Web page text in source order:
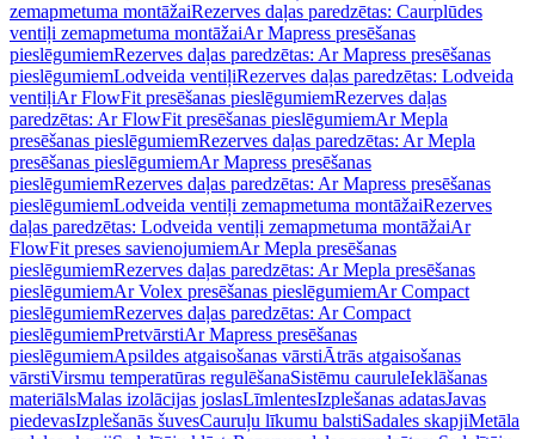
zemapmetuma montāžaiRezerves daļas paredzētas: Caurplūdes
ventiļi zemapmetuma montāžaiAr Mapress presēšanas
pieslēgumiemRezerves daļas paredzētas: Ar Mapress presēšanas
pieslēgumiemLodveida ventiļiRezerves daļas paredzētas: Lodveida
ventiļiAr FlowFit presēšanas pieslēgumiemRezerves daļas
paredzētas: Ar FlowFit presēšanas pieslēgumiemAr Mepla
presēšanas pieslēgumiemRezerves daļas paredzētas: Ar Mepla
presēšanas pieslēgumiemAr Mapress presēšanas
pieslēgumiemRezerves daļas paredzētas: Ar Mapress presēšanas
pieslēgumiemLodveida ventiļi zemapmetuma montāžaiRezerves
daļas paredzētas: Lodveida ventiļi zemapmetuma montāžaiAr
FlowFit preses savienojumiemAr Mepla presēšanas
pieslēgumiemRezerves daļas paredzētas: Ar Mepla presēšanas
pieslēgumiemAr Volex presēšanas pieslēgumiemAr Compact
pieslēgumiemRezerves daļas paredzētas: Ar Compact
pieslēgumiemPretvārstiAr Mapress presēšanas
pieslēgumiemApsildes atgaisošanas vārstiĀtrās atgaisošanas
vārstiVirsmu temperatūras regulēšanaSistēmu cauruleIeklāšanas
materiālsMalas izolācijas joslasLīmlentesIzplešanas adatasJavas
piedevasIzplešanās šuvesCauruļu līkumu balstiSadales skapjiMetāla